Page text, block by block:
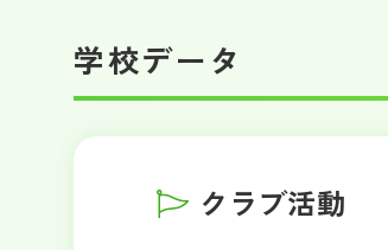
学校データ
クラブ活動